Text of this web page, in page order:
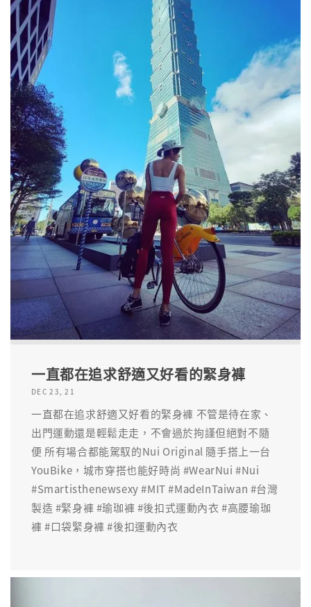
一直都在追求舒適又好看的緊身褲
DEC 23, 21
一直都在追求舒適又好看的緊身褲 不管是待在家、
出門運動還是輕鬆走走，不會過於拘謹但絕對不隨
便 所有場合都能駕馭的Nui Original 隨手搭上一台
YouBike，城市穿搭也能好時尚 #WearNui #Nui
#Smartisthenewsexy #MIT #MadeInTaiwan #台灣
製造 #緊身褲 #瑜珈褲 #後扣式運動內衣 #高腰瑜珈
褲 #口袋緊身褲 #後扣運動內衣